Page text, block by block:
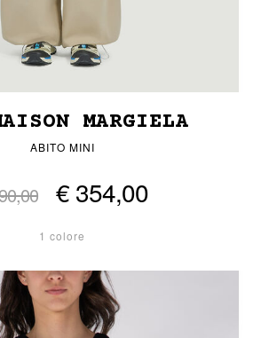
MARGIELA
ABITO MINI
€ 354,00
1 colore